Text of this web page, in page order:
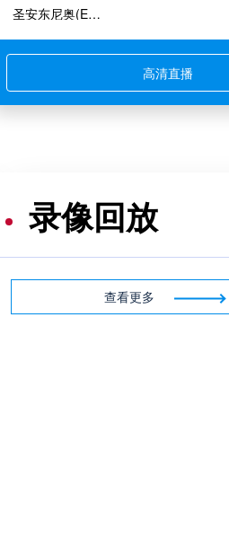
圣安东尼奥(ECU)
高清直播
录像回放
查看更多